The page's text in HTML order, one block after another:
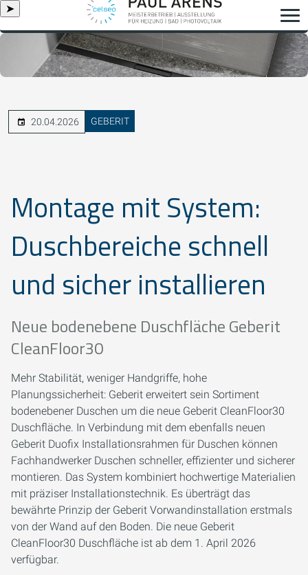
➤
20.04.2026 GEBERIT
Montage mit System:
Duschbereiche schnell
und sicher installieren
Neue bodenebene Duschfläche Geberit
CleanFloor30
Mehr Stabilität, weniger Handgriffe, hohe
Planungssicherheit: Geberit erweitert sein Sortiment
bodenebener Duschen um die neue Geberit CleanFloor30
Duschfläche. In Verbindung mit dem ebenfalls neuen
Geberit Duofix Installationsrahmen für Duschen können
Fachhandwerker Duschen schneller, effizienter und sicherer
montieren. Das System kombiniert hochwertige Materialien
mit präziser Installationstechnik. Es überträgt das
bewährte Prinzip der Geberit Vorwandinstallation erstmals
von der Wand auf den Boden. Die neue Geberit
CleanFloor30 Duschfläche ist ab dem 1. April 2026
verfügbar.